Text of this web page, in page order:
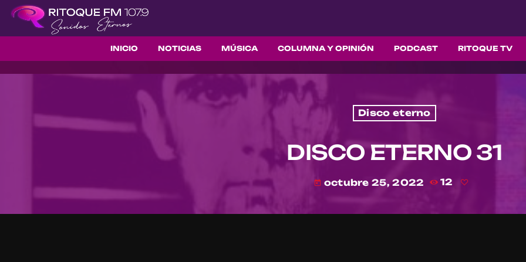
INICIO NOTICIAS MÚSICA COLUMNA Y OPINIÓN PODCAST RITOQUE TV
Disco eterno
DISCO ETERNO 31
today octubre 25, 2022 12